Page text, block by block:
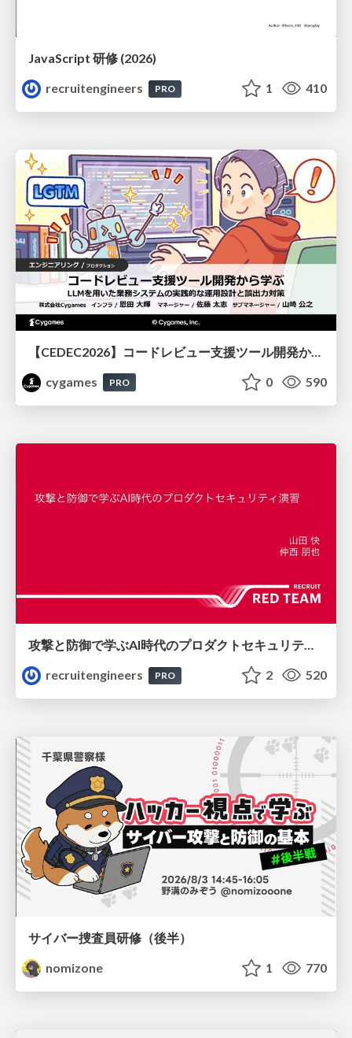
JavaScript 研修 (2026)
recruitengineers
PRO 1 410
【CEDEC2026】コードレビュー支援ツール開発から学ぶ：LLMを用いた業務システムの実践的な運用設計と誤出力対策
cygames
PRO 0 590
攻撃と防御で学ぶAI時代のプロダクトセキュリティ演習
recruitengineers
PRO 2 520
サイバー捜査員研修（後半）
nomizone
1 770